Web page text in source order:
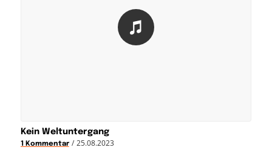
Kein Weltuntergang
1 Kommentar / 25.08.2023